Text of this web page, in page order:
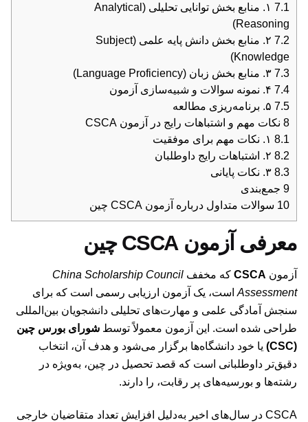
7.1
۱. منابع بخش توانایی تحلیلی (Analytical
Reasoning)
7.2
۲. منابع بخش دانش پایه علمی (Subject
Knowledge)
7.3
7.4
7.5
8 نکات مهم و اشتباهات رایج در آزمون CSCA
8.1
8.2
8.3
9 جمع‌بندی
10 سوالات متداول درباره آزمون CSCA چین
معرفی آزمون CSCA چین
آزمون CSCA که مخفف China Scholarship Council
Assessment است، یک آزمون ارزیابی رسمی است که برای
سنجش آمادگی علمی و مهارت‌های تحلیلی دانشجویان بین‌المللی
طراحی شده است. این آزمون معمولاً توسط شورای بورس چین
(CSC)
یا خود دانشگاه‌ها برگزار می‌شود و هدف آن، انتخاب
دقیق‌تر داوطلبانی است که قصد تحصیل در چین، به‌ویژه در
رشته‌ها و بورسیه‌های پر رقابت، را دارند.
CSCA در سال‌های اخیر به‌دلیل افزایش تعداد متقاضیان خارجی